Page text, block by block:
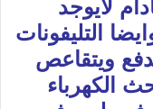
لايوجد
التليفونات
ويتقاعص
الكهرباء